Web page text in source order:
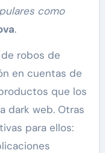
como
.
robos de
en cuentas de
que los
dark web. Otras
para ellos: